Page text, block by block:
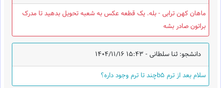
ماهان کهن ترابی - بله. یک قطعه عکس به شعبه تحویل بدهید تا مدرک
براتون صادر بشه
دانشجو: ثنا سلطانی - 1404/11/16 15:43
سلام بعد از ترم b5چند تا ترم وجود داره؟